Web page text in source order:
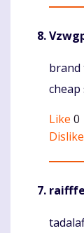
brand
cheap
Like 0
Dislike